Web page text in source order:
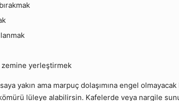
zemine yerleştirmek
yakın ama marpuç dolaşımına engel
lüleye alabilirsin. Kafelerde veya nargile